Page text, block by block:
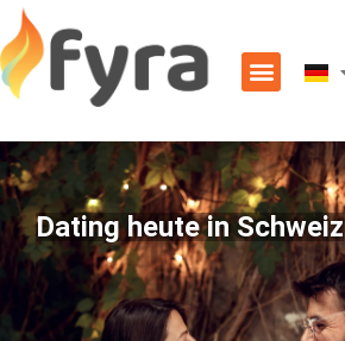
Dating heute in Schweiz